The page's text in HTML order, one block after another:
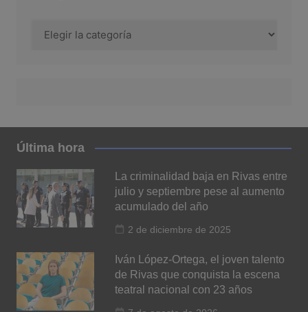
Última hora
La criminalidad baja en Rivas entre
julio y septiembre pese al aumento
acumulado del año
2 de diciembre de 2025
Iván López-Ortega, el joven talento
de Rivas que conquista la escena
teatral nacional con 23 años